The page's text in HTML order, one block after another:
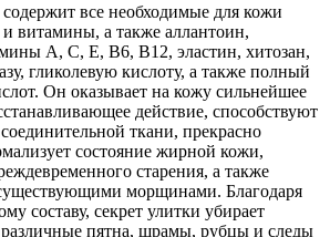
все необходимые для кожи
витамины, а также аллантоин,
А, С, Е, В6, В12, эластин, хитозан,
гликолевую кислоту, а также полный
Он оказывает на кожу сильнейшее
действие, способствуют
ткани, прекрасно
состояние жирной кожи,
старения, а также
морщинами. Благодаря
составу, секрет улитки убирает
пятна, шрамы, рубцы и следы